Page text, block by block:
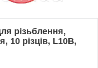
різьблення,
10 різців, L10B,